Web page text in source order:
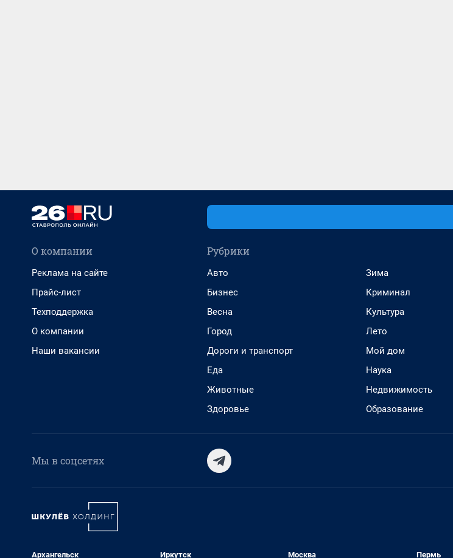
О компании
Реклама на сайте
Прайс-лист
Техподдержка
О компании
Наши вакансии
Рубрики
Авто
Бизнес
Весна
Город
Дороги и транспорт
Еда
Животные
Здоровье
Зима
Криминал
Культура
Лето
Мой дом
Наука
Недвижимость
Образование
Мы в соцсетях
Архангельск Иркутск Москва Пермь